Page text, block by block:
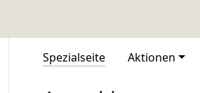
Spezialseite Aktionen